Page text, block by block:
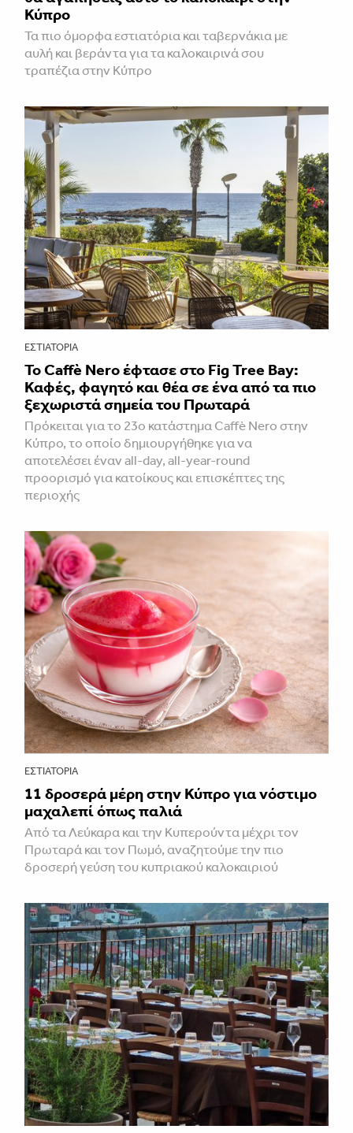
Κύπρο
Τα πιο όμορφα εστιατόρια και ταβερνάκια με
αυλή και βεράντα για τα καλοκαιρινά σου
τραπέζια στην Κύπρο
ΕΣΤΙΑΤΌΡΙΑ
Το Caffè Nero έφτασε στο Fig Tree Bay:
Καφές, φαγητό και θέα σε ένα από τα πιο
ξεχωριστά σημεία του Πρωταρά
Πρόκειται για το 23ο κατάστημα Caffè Nero στην
Κύπρο, το οποίο δημιουργήθηκε για να
αποτελέσει έναν all-day, all-year-round
προορισμό για κατοίκους και επισκέπτες της
περιοχής
ΕΣΤΙΑΤΌΡΙΑ
11 δροσερά μέρη στην Κύπρο για νόστιμο
μαχαλεπί όπως παλιά
Από τα Λεύκαρα και την Κυπερούντα μέχρι τον
Πρωταρά και τον Πωμό, αναζητούμε την πιο
δροσερή γεύση του κυπριακού καλοκαιριού